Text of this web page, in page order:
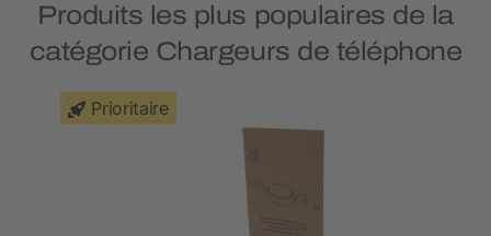
Produits les plus populaires de la
catégorie Chargeurs de téléphone
Prioritaire